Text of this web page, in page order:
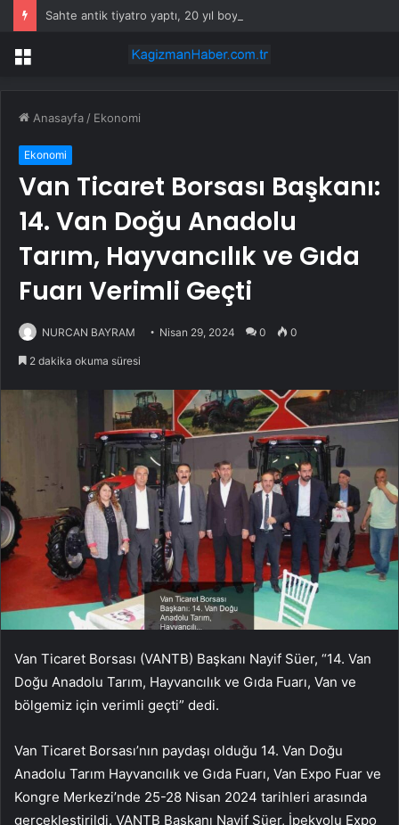
Menü
Anasayfa / Ekonomi
Ekonomi
Van Ticaret Borsası Başkanı:
14. Van Doğu Anadolu
Tarım, Hayvancılık ve Gıda
Fuarı Verimli Geçti
NURCAN BAYRAM Nisan 29, 2024 0 0
2 dakika okuma süresi
Van Ticaret Borsası (VANTB) Başkanı Nayif Süer, “14. Van
Doğu Anadolu Tarım, Hayvancılık ve Gıda Fuarı, Van ve
bölgemiz için verimli geçti” dedi.
Van Ticaret Borsası’nın paydaşı olduğu 14. Van Doğu
Anadolu Tarım Hayvancılık ve Gıda Fuarı, Van Expo Fuar ve
Kongre Merkezi’nde 25-28 Nisan 2024 tarihleri arasında
gerçekleştirildi. VANTB Başkanı Nayif Süer, İpekyolu Expo